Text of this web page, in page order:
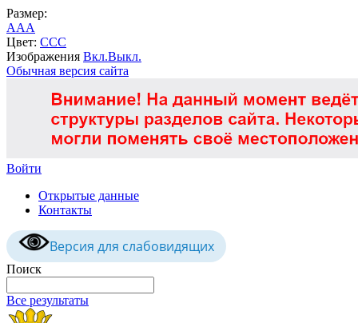
Размер:
AAA
Цвет: CCC
Изображения Вкл.Выкл.
Обычная версия сайта
Войти
Открытые данные
Контакты
Версия для слабовидящих
Поиск
Все результаты